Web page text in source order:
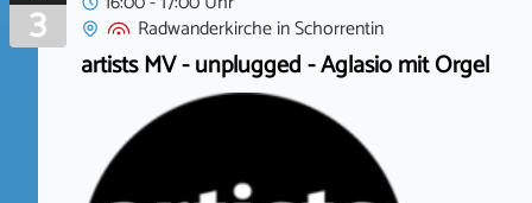
3
RadwanderkircheinSchorrentin
artists MV - unplugged - Aglasio mit Orgel